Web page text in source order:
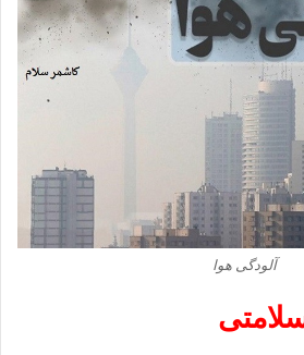
آلودگی هوا